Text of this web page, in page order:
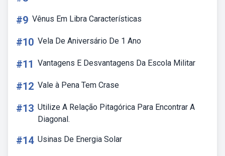
#9 Vênus Em Libra Características
#10 Vela De Aniversário De 1 Ano
#11 Vantagens E Desvantagens Da Escola Militar
#12 Vale à Pena Tem Crase
#13 Utilize A Relação Pitagórica Para Encontrar A
Diagonal.
#14 Usinas De Energia Solar